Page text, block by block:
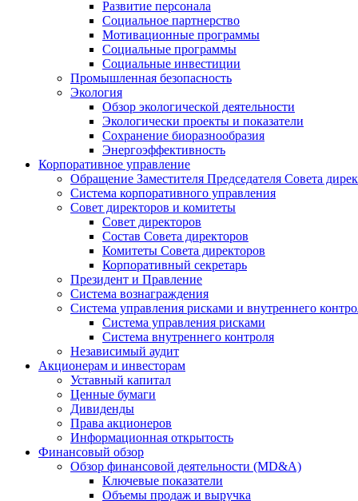
Развитие персонала
Социальное партнерство
Мотивационные программы
Социальные программы
Социальные инвестиции
Промышленная безопасность
Экология
Обзор экологической деятельности
Экологически проекты и показатели
Сохранение биоразнообразия
Энергоэффективность
Корпоративное управление
Обращение Заместителя Председателя Совета
Система корпоративного управления
Совет директоров и комитеты
Совет директоров
Состав Совета директоров
Комитеты Совета директоров
Корпоративный секретарь
Президент и Правление
Система вознаграждения
Система управления рисками и внутреннего
Система управления рисками
Система внутреннего контроля
Независимый аудит
Акционерам и инвесторам
Уставный капитал
Ценные бумаги
Дивиденды
Права акционеров
Информационная открытость
Финансовый обзор
Обзор финансовой деятельности (MD&A)
Ключевые показатели
Объемы продаж и выручка